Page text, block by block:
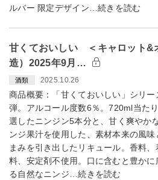
ルバー 限定デザイン…続きを読む
甘くておいしい ＜キャロット&
造）2025年9月…
酒類 2025.10.26
商品概要：「甘くておいしい」シリー
弾。アルコール度数6％。720ml当た
選したニンジン5本分と、甘く爽やか
ンジ果汁を使用した、素材本来の風味
まみを引き出したリキュール。香料、
料、安定剤不使用。口に含むと豊かに
る自然なニンジ…続きを読む